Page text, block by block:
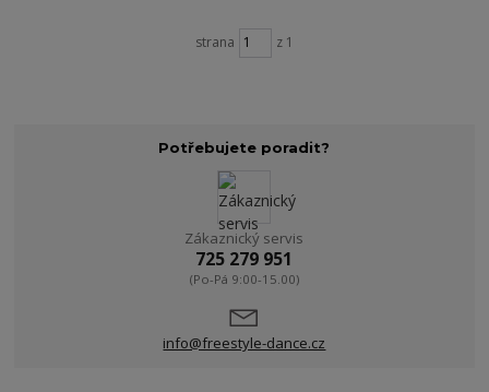
strana z 1
Potřebujete poradit?
Zákaznický servis
725 279 951
(Po-Pá 9:00-15.00)
info@freestyle-dance.cz